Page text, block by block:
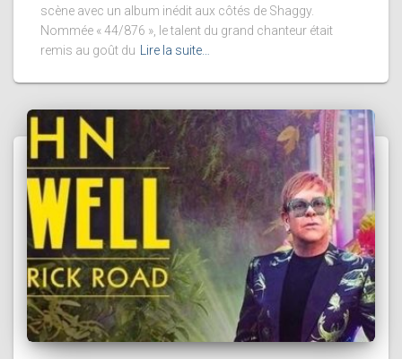
scène avec un album inédit aux côtés de Shaggy.
Nommée « 44/876 », le talent du grand chanteur était
remis au goût du
Lire la suite…